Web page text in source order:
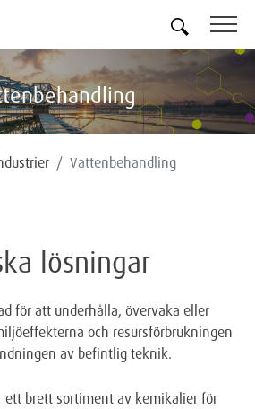
Vattenbehandling
lösningar
för att underhålla, övervaka eller
och resursförbrukningen
av befintlig teknik.
ett brett sortiment av kemikalier för